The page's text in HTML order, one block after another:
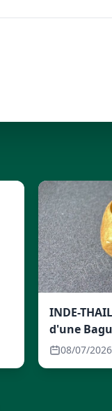
INDE-
d'une
Brahmi :
08/07/2026